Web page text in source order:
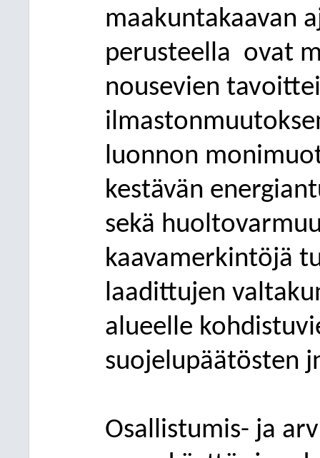
maakuntakaavan
perusteella ovat
nousevien
luonnon
kestävän
sekä
kaavamerkintöjä
laadittujen
alueelle
suojelupäätösten
Osallistumis- ja